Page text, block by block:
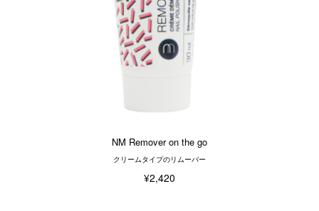
NM Remover on the go
クリームタイプのリムーバー
¥2,420